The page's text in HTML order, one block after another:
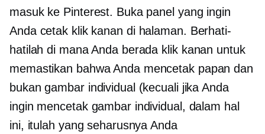
masuk ke Pinterest. Buka panel yang ingin
Anda cetak klik kanan di halaman. Berhati-
hatilah di mana Anda berada klik kanan untuk
memastikan bahwa Anda mencetak papan dan
bukan gambar individual (kecuali jika Anda
ingin mencetak gambar individual, dalam hal
ini, itulah yang seharusnya Anda